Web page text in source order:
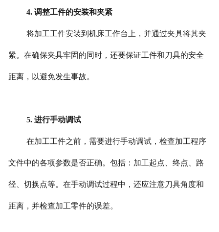
4. 调整工件的安装和夹紧
将加工工件安装到机床工作台上，并通过夹具将其夹
紧。在确保夹具牢固的同时，还要保证工件和刀具的安全
距离，以避免发生事故。
5. 进行手动调试
在加工工件之前，需要进行手动调试，检查加工程序
文件中的各项参数是否正确。包括：加工起点、终点、路
径、切换点等。在手动调试过程中，还应注意刀具角度和
距离，并检查加工零件的误差。